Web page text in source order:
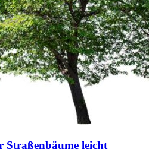
Straßenbäume leicht